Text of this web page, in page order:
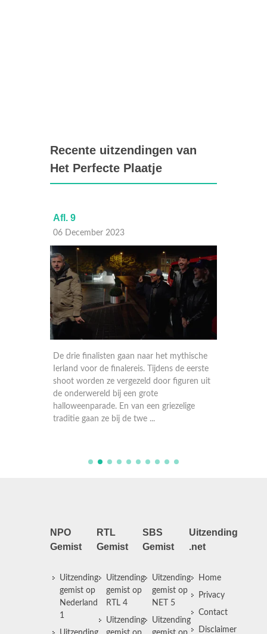
Recente uitzendingen van
Het Perfecte Plaatje
Afl. 9
06 December 2023
De drie finalisten gaan naar het mythische
Ierland voor de finalereis. Tijdens de eerste
shoot worden ze vergezeld door figuren uit
de onderwereld bij een grote
halloweenparade. En van een griezelige
traditie gaan ze bij de twe ...
NPO
Gemist
Uitzending
gemist op
Nederland
1
RTL
Gemist
Uitzending
gemist op
RTL 4
Uitzending
SBS
Gemist
Uitzending
gemist op
NET 5
Uitzending
Uitzending
.net
Home
Privacy
Contact
Disclaimer